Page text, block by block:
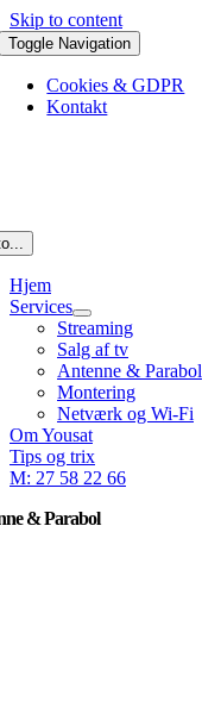
Skip to content
Toggle Navigation
Cookies & GDPR
Kontakt
Hjem
Services
Streaming
Salg af tv
Antenne & Parabol
Montering
Netværk og Wi-Fi
Om Yousat
Tips og trix
M: 27 58 22 66
& Parabol